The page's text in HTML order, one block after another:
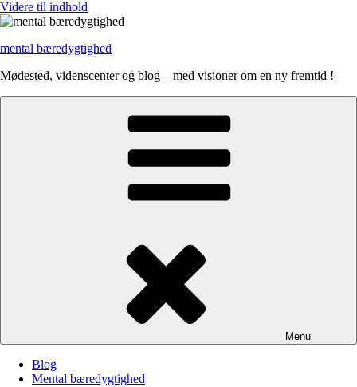
Videre til indhold
mental bæredygtighed
Mødested, videnscenter og blog – med visioner om en ny fremtid !
Menu
Blog
Mental bæredygtighed